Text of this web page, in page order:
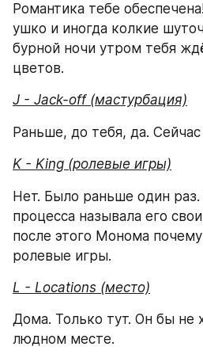
Романтика тебе
ушко и иногда колкие
бурной ночи утром тебя
цветов.
J - Jack-off (мастурбация)
Раньше, до тебя, да. Сейчас
K - King (ролевые игры)
Нет. Было раньше один
процесса называла его
после этого Монома
ролевые игры.
L - Locations (место)
Дома. Только тут. Он бы не
людном месте.